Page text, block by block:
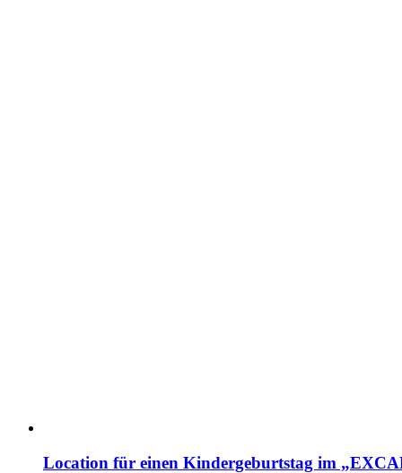
Location für einen Kindergeburtstag im